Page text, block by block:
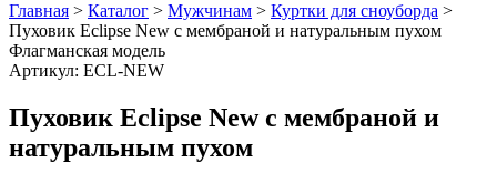
Главная > Каталог > Мужчинам > Куртки для сноуборда >
Пуховик Eclipse New с мембраной и натуральным пухом
Флагманская модель
Артикул: ECL-NEW
Пуховик Eclipse New с мембраной и
натуральным пухом